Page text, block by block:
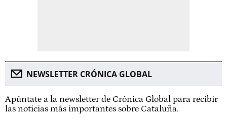
NEWSLETTER CRÓNICA GLOBAL
Apúntate a la newsletter de Crónica Global para recibir
las noticias más importantes sobre Cataluña.